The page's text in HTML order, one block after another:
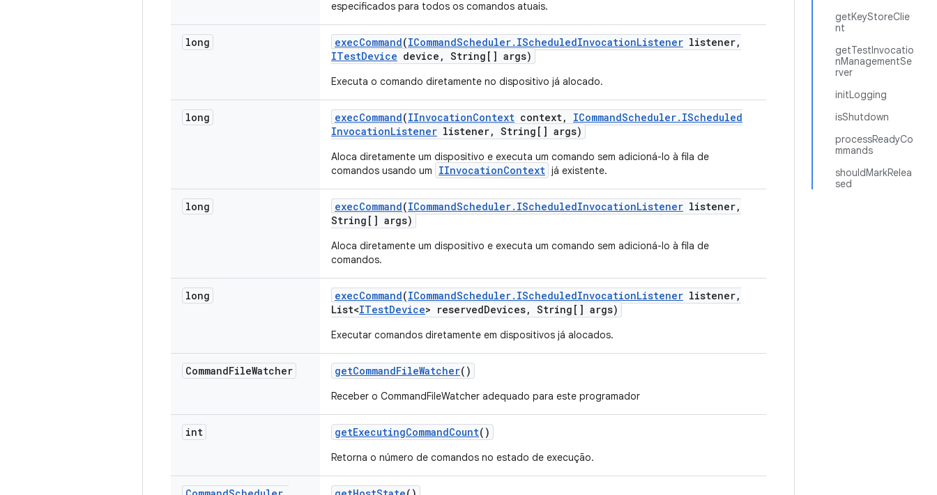
getKeyStoreClie
nt
getTestInvocatio
nManagementSe
rver
initLogging
isShutdown
processReadyCo
mmands
shouldMarkRelea
sed
especificados para todos os comandos atuais.
long execCommand(ICommandScheduler. IScheduledInvocationListener listener,
ITestDevice device , String[] args)
Executa o comando diretamente no dispositivo já alocado.
long execCommand(IInvocationContext context, ICommandScheduler. IScheduled
InvocationListener listener, String[] args)
Aloca diretamente um dispositivo e executa um comando sem adicioná-lo à fila de
comandos usando um
IInvocationContext já existente.
long execCommand(ICommandScheduler. IScheduledInvocationListener listener,
String[] args)
Aloca diretamente um dispositivo e executa um comando sem adicioná-lo à fila de
comandos.
long execCommand(ICommandScheduler. IScheduledInvocationListener listener,
List<ITestDevice> reservedDevices, String[] args)
Executar comandos diretamente em dispositivos já alocados.
CommandFileWatcher getCommandFileWatcher()
Receber o CommandFileWatcher adequado para este programador
int getExecutingCommandCount()
Retorna o número de comandos no estado de execução.